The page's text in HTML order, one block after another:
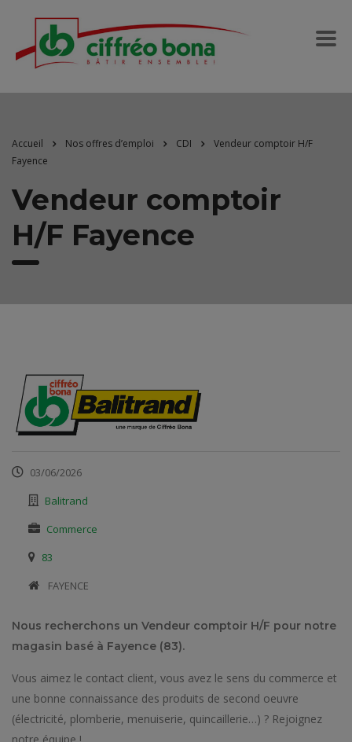
Accueil Nos offres d’emploi CDI
Vendeur comptoir H/F
Fayence
Vendeur comptoir
H/F Fayence
03/06/2026
Balitrand
Commerce
83
​ FAYENCE
Nous recherchons un Vendeur comptoir H/F pour notre
magasin basé à Fayence (83).
Vous aimez le contact client, vous avez le sens du commerce et
une bonne connaissance des produits de second oeuvre
(électricité, plomberie, menuiserie, quincaillerie…) ? Rejoignez
notre équipe !